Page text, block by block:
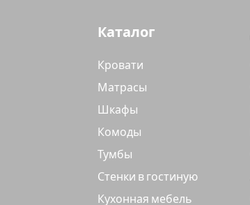
Каталог
Кровати
Матрасы
Шкафы
Комоды
Тумбы
Стенки в гостиную
Кухонная мебель